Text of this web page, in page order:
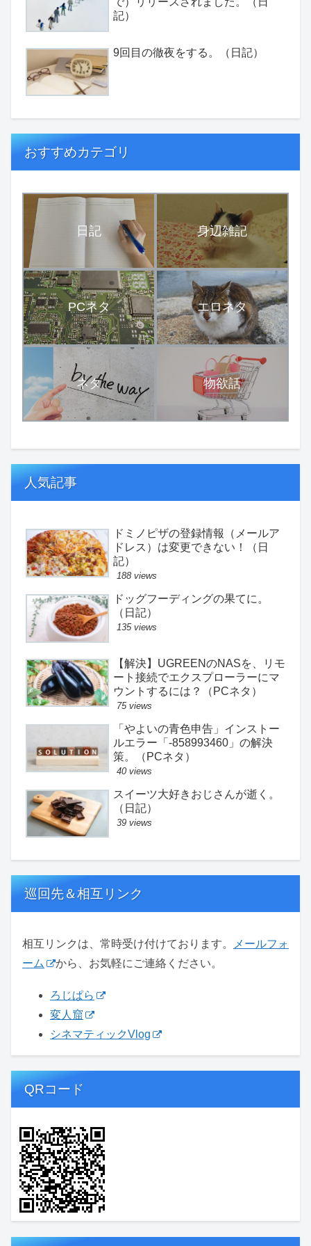
記）
9回目の徹夜をする。（日記）
おすすめカテゴリ
日記 身辺雑記
PCネタ エロネタ
ネタ 物欲話
人気記事
ドミノピザの登録情報（メールア
ドレス）は変更できない！（日
記）
188 views
ドッグフーディングの果てに。
（日記）
135 views
【解決】UGREENのNASを、リモ
ート接続でエクスプローラーにマ
ウントするには？（PCネタ）
75 views
「やよいの青色申告」インストー
ルエラー「-858993460」の解決
策。（PCネタ）
40 views
スイーツ大好きおじさんが逝く。
（日記）
39 views
巡回先＆相互リンク
相互リンクは、常時受け付けております。
メールフォ
ーム
から、お気軽にご連絡ください。
ろじぱら
変人窟
シネマティックVlog
QRコード